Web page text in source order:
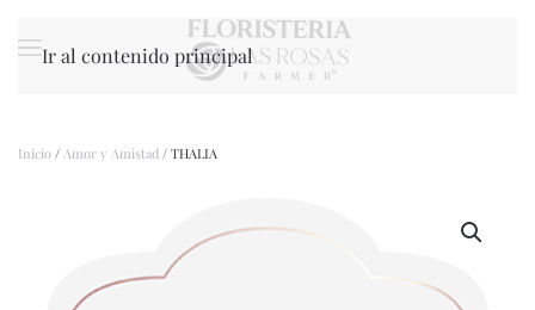
Ir al contenido principal
Inicio / Amor y Amistad / THALIA